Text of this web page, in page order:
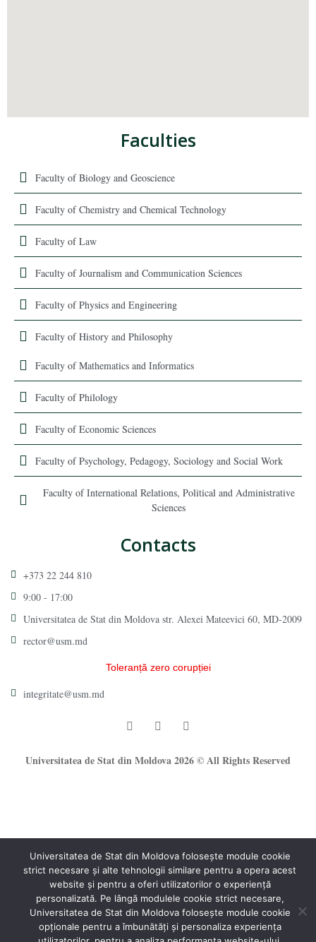
Faculties
Faculty of Biology and Geoscience
Faculty of Chemistry and Chemical Technology
Faculty of Law
Faculty of Journalism and Communication Sciences
Faculty of Physics and Engineering
Faculty of History and Philosophy
Faculty of Mathematics and Informatics
Faculty of Philology
Faculty of Economic Sciences
Faculty of Psychology, Pedagogy, Sociology and Social Work
Faculty of International Relations, Political and Administrative
Sciences
Contacts
+373 22 244 810
9:00 - 17:00
Universitatea de Stat din Moldova str. Alexei Mateevici 60, MD-2009
rector@usm.md
Toleranță zero corupției
integritate@usm.md
Universitatea de Stat din Moldova 2026 © All Rights Reserved
Oficiul Programare Web al USM®
Universitatea de Stat din Moldova folosește module cookie
strict necesare și alte tehnologii similare pentru a opera acest
website și pentru a oferi utilizatorilor o experiență
personalizată. Pe lângă modulele cookie strict necesare,
Universitatea de Stat din Moldova folosește module cookie
opționale pentru a îmbunătăți și personaliza experiența